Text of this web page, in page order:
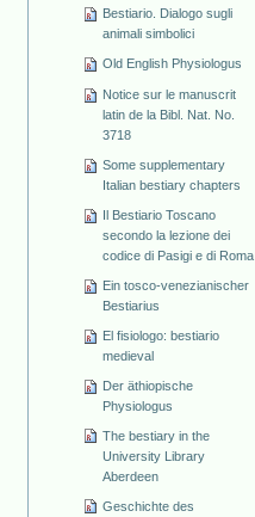
Bestiario. Dialogo sugli
animali simbolici
Old English Physiologus
Notice sur le manuscrit
latin de la Bibl. Nat. No.
3718
Some supplementary
Italian bestiary chapters
Il Bestiario Toscano
secondo la lezione dei
codice di Pasigi e di Roma
Ein tosco-venezianischer
Bestiarius
El fisiologo: bestiario
medieval
Der äthiopische
Physiologus
The bestiary in the
University Library
Aberdeen
Geschichte des